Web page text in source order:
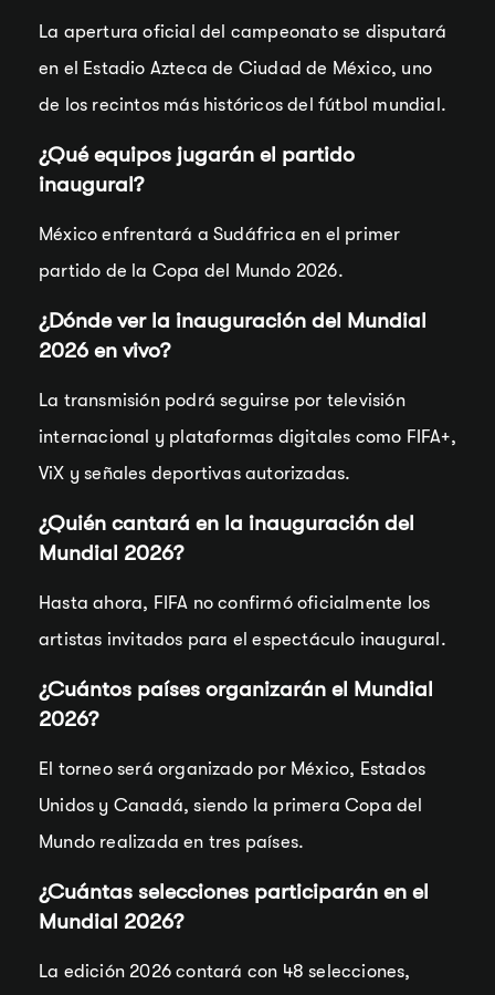
La apertura oficial del campeonato se disputará
en el Estadio Azteca de Ciudad de México, uno
de los recintos más históricos del fútbol mundial.
¿Qué equipos jugarán el partido
inaugural?
México enfrentará a Sudáfrica en el primer
partido de la Copa del Mundo 2026.
¿Dónde ver la inauguración del Mundial
2026 en vivo?
La transmisión podrá seguirse por televisión
internacional y plataformas digitales como FIFA+,
ViX y señales deportivas autorizadas.
¿Quién cantará en la inauguración del
Mundial 2026?
Hasta ahora, FIFA no confirmó oficialmente los
artistas invitados para el espectáculo inaugural.
¿Cuántos países organizarán el Mundial
2026?
El torneo será organizado por México, Estados
Unidos y Canadá, siendo la primera Copa del
Mundo realizada en tres países.
¿Cuántas selecciones participarán en el
Mundial 2026?
La edición 2026 contará con 48 selecciones,